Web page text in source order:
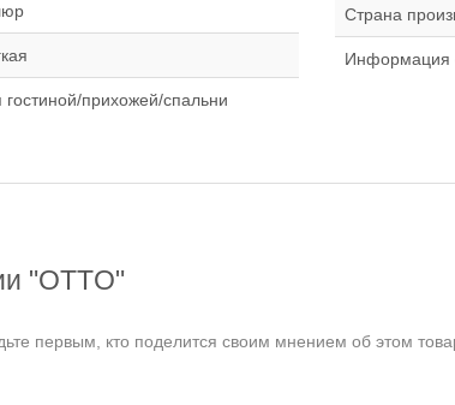
гостиной/прихожей/спальни
Страна
Информация
"OTTO"
первым, кто поделится своим мнением об этом